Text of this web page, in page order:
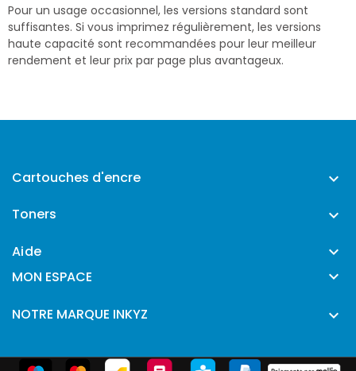
Pour un usage occasionnel, les versions standard sont
suffisantes. Si vous imprimez régulièrement, les versions
haute capacité sont recommandées pour leur meilleur
rendement et leur prix par page plus avantageux.
Cartouches d'encre 
Toners 
Aide 
MON ESPACE 
NOTRE MARQUE INKYZ 